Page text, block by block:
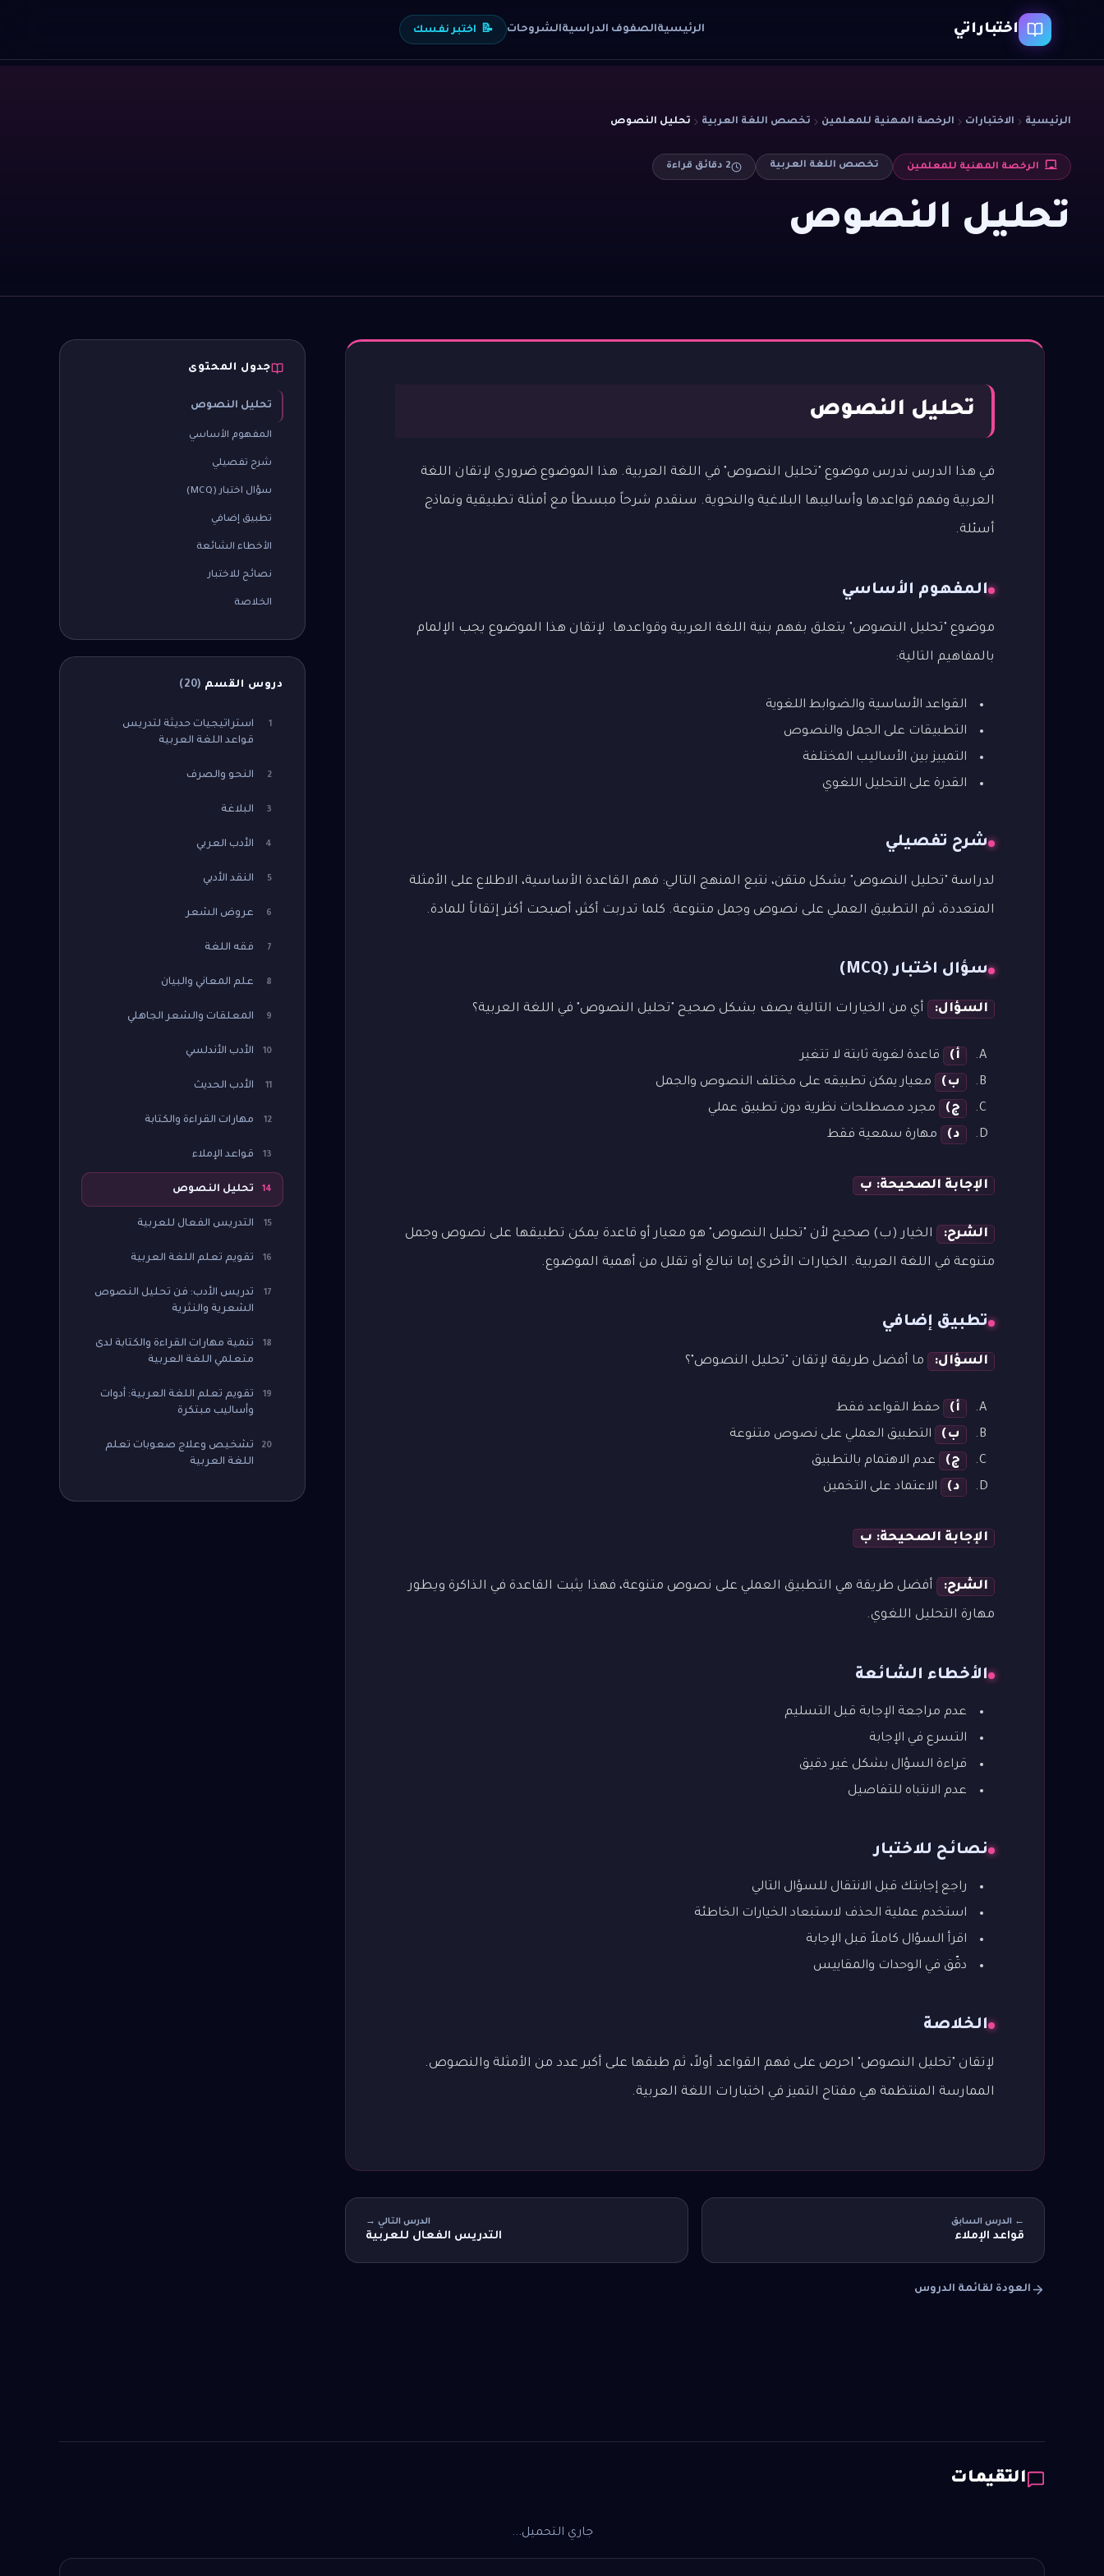
اختباراتي الرئيسيةالصفوف الدراسيةالشروحات 📝 اختبر نفسك
الرئيسية الاختبارات الرخصة المهنية للمعلمين تخصص اللغة العربية تحليل النصوص
الرخصة المهنية للمعلمين تخصص اللغة العربية 2 دقائق قراءة
تحليل النصوص
تحليل النصوص
في هذا الدرس ندرس موضوع "تحليل النصوص" في اللغة العربية. هذا الموضوع ضروري لإتقان اللغة
العربية وفهم قواعدها وأساليبها البلاغية والنحوية. سنقدم شرحاً مبسطاً مع أمثلة تطبيقية ونماذج
أسئلة.
المفهوم الأساسي
موضوع "تحليل النصوص" يتعلق بفهم بنية اللغة العربية وقواعدها. لإتقان هذا الموضوع يجب الإلمام
بالمفاهيم التالية:
القواعد الأساسية والضوابط اللغوية
التطبيقات على الجمل والنصوص
التمييز بين الأساليب المختلفة
القدرة على التحليل اللغوي
شرح تفصيلي
لدراسة "تحليل النصوص" بشكل متقن، نتبع المنهج التالي: فهم القاعدة الأساسية، الاطلاع على الأمثلة
المتعددة، ثم التطبيق العملي على نصوص وجمل متنوعة. كلما تدربت أكثر، أصبحت أكثر إتقاناً للمادة.
سؤال اختبار (MCQ)
السؤال: أي من الخيارات التالية يصف بشكل صحيح "تحليل النصوص" في اللغة العربية؟
أ)
قاعدة لغوية ثابتة لا تتغير
ب)
معيار يمكن تطبيقه على مختلف النصوص والجمل
ج)
مجرد مصطلحات نظرية دون تطبيق عملي
د)
مهارة سمعية فقط
الإجابة الصحيحة: ب
الشرح: الخيار (ب) صحيح لأن "تحليل النصوص" هو معيار أو قاعدة يمكن تطبيقها على نصوص وجمل
متنوعة في اللغة العربية. الخيارات الأخرى إما تبالغ أو تقلل من أهمية الموضوع.
تطبيق إضافي
السؤال: ما أفضل طريقة لإتقان "تحليل النصوص"؟
أ)
حفظ القواعد فقط
ب)
التطبيق العملي على نصوص متنوعة
ج)
عدم الاهتمام بالتطبيق
د)
الاعتماد على التخمين
الإجابة الصحيحة: ب
الشرح: أفضل طريقة هي التطبيق العملي على نصوص متنوعة، فهذا يثبت القاعدة في الذاكرة ويطور
مهارة التحليل اللغوي.
الأخطاء الشائعة
عدم مراجعة الإجابة قبل التسليم
التسرع في الإجابة
قراءة السؤال بشكل غير دقيق
عدم الانتباه للتفاصيل
نصائح للاختبار
راجع إجابتك قبل الانتقال للسؤال التالي
استخدم عملية الحذف لاستبعاد الخيارات الخاطئة
اقرأ السؤال كاملاً قبل الإجابة
دقّق في الوحدات والمقاييس
الخلاصة
لإتقان "تحليل النصوص" احرص على فهم القواعد أولاً، ثم طبقها على أكبر عدد من الأمثلة والنصوص.
الممارسة المنتظمة هي مفتاح التميز في اختبارات اللغة العربية.
← الدرس السابق
قواعد الإملاء
الدرس التالي →
التدريس الفعال للعربية
العودة لقائمة الدروس
جدول المحتوى
تحليل النصوص
المفهوم الأساسي
شرح تفصيلي
سؤال اختبار (MCQ)
تطبيق إضافي
الأخطاء الشائعة
نصائح للاختبار
الخلاصة
دروس القسم (
20
)
1
استراتيجيات حديثة لتدريس
قواعد اللغة العربية
2 النحو والصرف
3 البلاغة
4 الأدب العربي
5 النقد الأدبي
6 عروض الشعر
7 فقه اللغة
8 علم المعاني والبيان
9 المعلقات والشعر الجاهلي
10 الأدب الأندلسي
11 الأدب الحديث
12 مهارات القراءة والكتابة
13 قواعد الإملاء
14 تحليل النصوص
15 التدريس الفعال للعربية
16 تقويم تعلم اللغة العربية
17
تدريس الأدب: فن تحليل النصوص
الشعرية والنثرية
18
تنمية مهارات القراءة والكتابة لدى
متعلمي اللغة العربية
19
تقويم تعلم اللغة العربية: أدوات
وأساليب مبتكرة
20
تشخيص وعلاج صعوبات تعلم
اللغة العربية
التقيمات
جاري التحميل...